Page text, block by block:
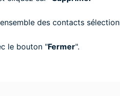
des contacts
le bouton "Fermer".